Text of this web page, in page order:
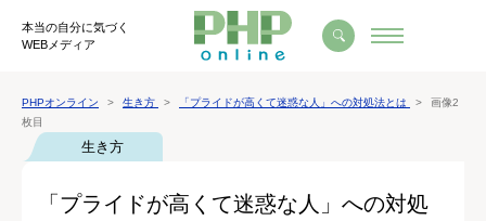
本当の自分に気づく
WEBメディア
PHPオンライン 生き方 「プライドが高くて迷惑な人」への対処法とは
画像2
枚目
生き方
「プライドが高くて迷惑な人」への対処